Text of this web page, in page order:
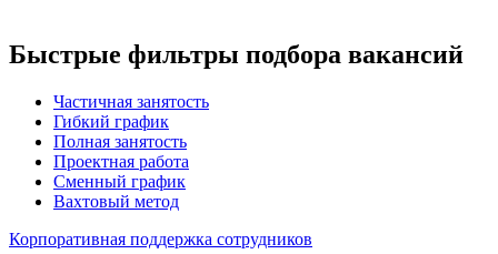
Быстрые фильтры подбора вакансий
Частичная занятость
Гибкий график
Полная занятость
Проектная работа
Сменный график
Вахтовый метод
Корпоративная поддержка сотрудников